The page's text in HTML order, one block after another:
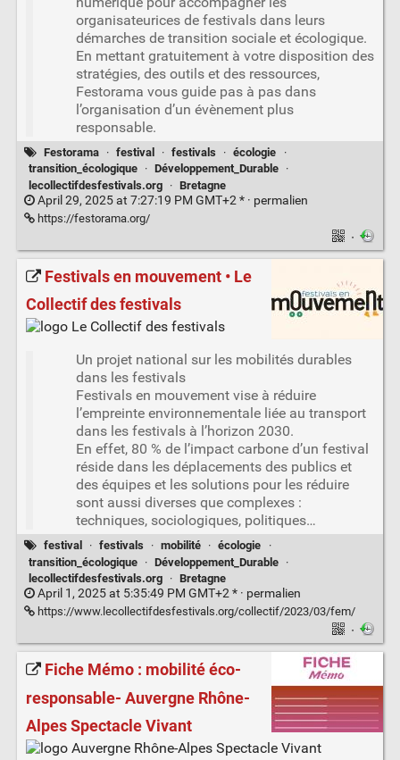
organisateurices de festivals dans leurs
démarches de transition sociale et écologique.
En mettant gratuitement à votre disposition des
stratégies, des outils et des ressources,
Festorama vous guide pas à pas dans
l’organisation d’un évènement plus
responsable.
Festorama · festival · festivals · écologie
·
transition_écologique
· Développement_Durable
·
lecollectifdesfestivals.org
· Bretagne
April 29, 2025 at 7:27:19 PM GMT+2 * · permalien
https://festorama.org/
·
Festivals en mouvement • Le
Collectif des festivals
Un projet national sur les mobilités durables
dans les festivals
Festivals en mouvement vise à réduire
l’empreinte environnementale liée au transport
dans les festivals à l’horizon 2030.
En effet, 80 % de l’impact carbone d’un festival
réside dans les déplacements des publics et
des équipes et les solutions pour les réduire
sont aussi diverses que complexes :
techniques, sociologiques, politiques…
festival · festivals · mobilité · écologie
·
transition_écologique
· Développement_Durable
·
lecollectifdesfestivals.org
· Bretagne
April 1, 2025 at 5:35:49 PM GMT+2 * · permalien
https://www.lecollectifdesfestivals.org/collectif/2023/03/fem/
·
Fiche Mémo : mobilité éco-
responsable- Auvergne Rhône-
Alpes Spectacle Vivant